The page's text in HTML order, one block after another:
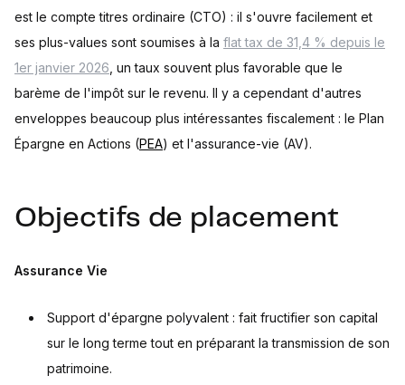
est le compte titres ordinaire (CTO) : il s'ouvre facilement et
ses plus-values sont soumises à la flat tax de 31,4 % depuis le
1er janvier 2026 , un taux souvent plus favorable que le
barème de l'impôt sur le revenu. Il y a cependant d'autres
enveloppes beaucoup plus intéressantes fiscalement : le Plan
Épargne en Actions (PEA) et l'assurance-vie (AV).
Objectifs de placement
Assurance Vie
Support d'épargne polyvalent : fait fructifier son capital
sur le long terme tout en préparant la transmission de son
patrimoine.